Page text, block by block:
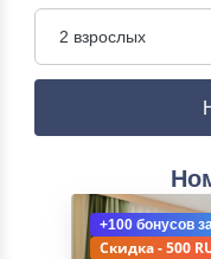
2 взрослых
+100 бонусов
Скидка - 500